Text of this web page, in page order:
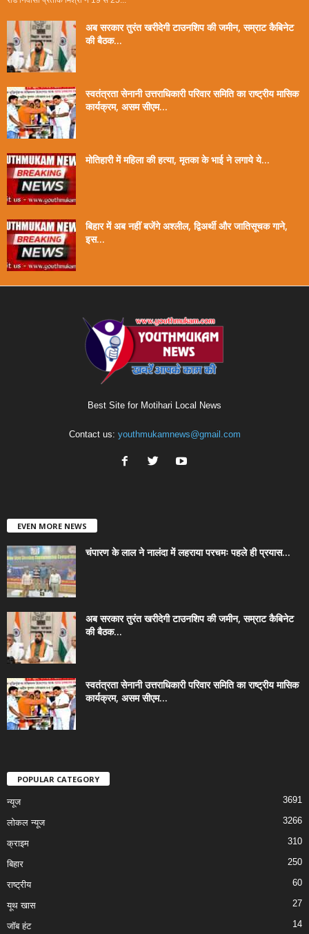
अब सरकार तुरंत खरीदेगी टाउनशिप की जमीन, सम्राट कैबिनेट
की बैठक...
स्वतंत्रता सेनानी उत्तराधिकारी परिवार समिति का राष्ट्रीय मासिक
कार्यक्रम, असम सीएम...
मोतिहारी में महिला की हत्या, मृतका के भाई ने लगाये ये...
बिहार में अब नहीं बजेंगे अश्लील, द्विअर्थी और जातिसूचक गाने,
इस...
Best Site for Motihari Local News
Contact us: youthmukamnews@gmail.com
EVEN MORE NEWS
चंपारण के लाल ने नालंदा में लहराया परचमः पहले ही प्रयास...
अब सरकार तुरंत खरीदेगी टाउनशिप की जमीन, सम्राट कैबिनेट
की बैठक...
स्वतंत्रता सेनानी उत्तराधिकारी परिवार समिति का राष्ट्रीय मासिक
कार्यक्रम, असम सीएम...
POPULAR CATEGORY
न्यूज 3691
लोकल न्यूज 3266
क्राइम 310
बिहार 250
राष्ट्रीय 60
यूथ खास 27
जॉब हंट 14